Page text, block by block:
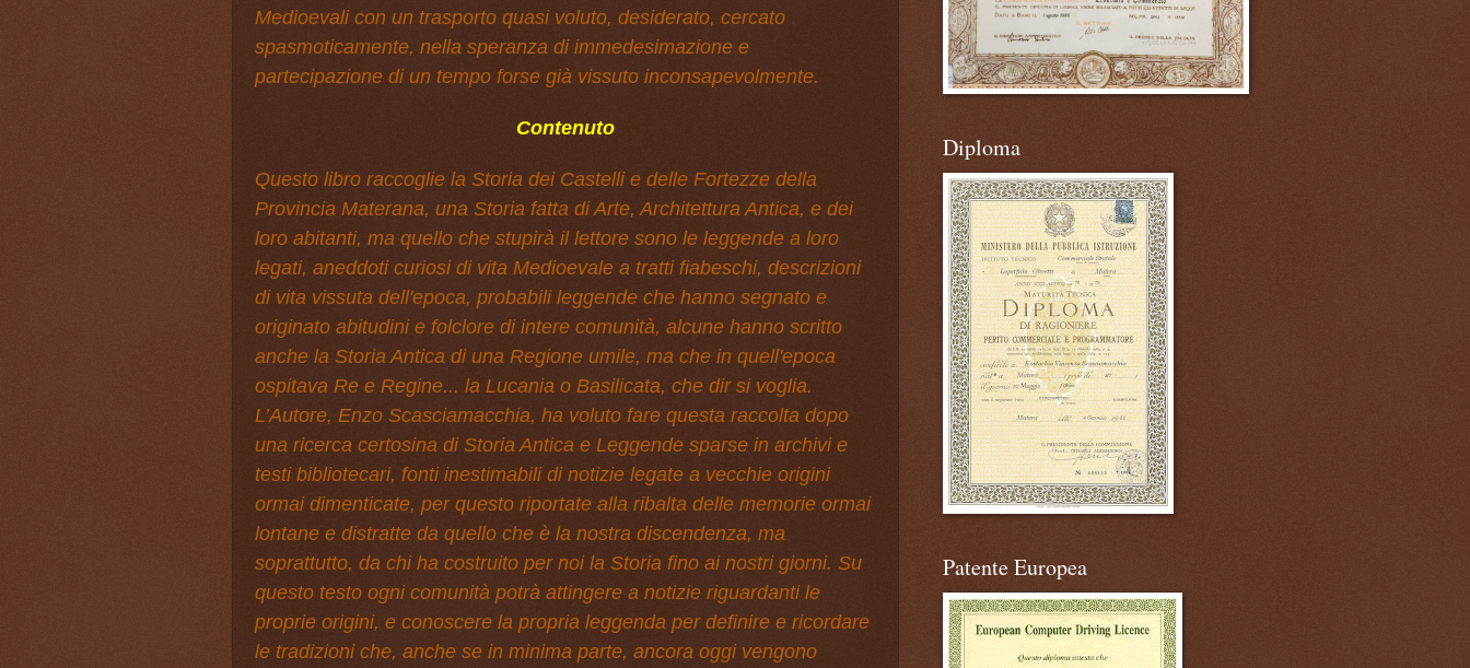
Medioevali con un trasporto quasi voluto, desiderato, cercato
spasmoticamente, nella speranza di immedesimazione e
partecipazione di un tempo forse già vissuto inconsapevolmente.
Contenuto
Questo libro raccoglie la Storia dei Castelli e delle Fortezze della
Provincia Materana, una Storia fatta di Arte, Architettura Antica, e dei
loro abitanti, ma quello che stupirà il lettore sono le leggende a loro
legati, aneddoti curiosi di vita Medioevale a tratti fiabeschi, descrizioni
di vita vissuta dell'epoca, probabili leggende che hanno segnato e
originato abitudini e folclore di intere comunità, alcune hanno scritto
anche la Storia Antica di una Regione umile, ma che in quell'epoca
ospitava Re e Regine... la Lucania o Basilicata, che dir si voglia.
L’Autore, Enzo Scasciamacchia, ha voluto fare questa raccolta dopo
una ricerca certosina di Storia Antica e Leggende sparse in archivi e
testi bibliotecari, fonti inestimabili di notizie legate a vecchie origini
ormai dimenticate, per questo riportate alla ribalta delle memorie ormai
lontane e distratte da quello che è la nostra discendenza, ma
soprattutto, da chi ha costruito per noi la Storia fino ai nostri giorni. Su
questo testo ogni comunità potrà attingere a notizie riguardanti le
proprie origini, e conoscere la propria leggenda per definire e ricordare
le tradizioni che, anche se in minima parte, ancora oggi vengono
Diploma
Patente Europea